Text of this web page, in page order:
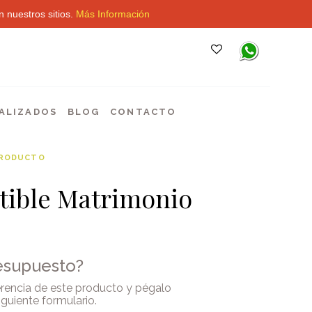
nuestros sitios. Más Información
BLOG CONTACTO
Matrimonio
de este producto y pégalo
formulario.